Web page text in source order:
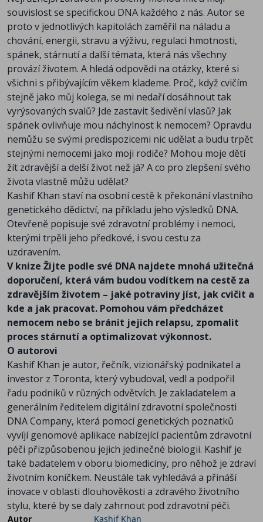
souvislost se specifickou DNA každého z nás. Autor se
proto v jednotlivých kapitolách zaměřil na náladu a
chování, energii, stravu a výživu, regulaci hmotnosti,
spánek, stárnutí a další témata, která nás všechny
provází životem. A hledá odpovědi na otázky, které si
všichni s přibývajícím věkem klademe. Proč, když cvičím
stejně jako můj kolega, se mi nedaří dosáhnout tak
vyrýsovaných svalů? Jde zastavit šedivění vlasů? Jak
spánek ovlivňuje mou náchylnost k nemocem? Opravdu
nemůžu se svými predispozicemi nic udělat a budu trpět
stejnými nemocemi jako moji rodiče? Mohou moje dětí
žít zdravější a delší život než já? A co pro zlepšení svého
života vlastně můžu udělat?
Kashif Khan staví na osobní cestě k překonání vlastního
genetického dědictví, na příkladu jeho výsledků DNA.
Otevřeně popisuje své zdravotní problémy i nemoci,
kterými trpěli jeho předkové, i svou cestu za
uzdravením.
V knize Žijte podle své DNA najdete mnohá užitečná
doporučení, která vám budou vodítkem na cestě za
zdravějším životem – jaké potraviny jíst, jak cvičit a
kde a jak pracovat. Pomohou vám předcházet
nemocem nebo se bránit jejich relapsu, zpomalit
proces stárnutí a optimalizovat výkonnost.
O autorovi
Kashif Khan je autor, řečník, vizionářský podnikatel a
investor z Toronta, který vybudoval, vedl a podpořil
řadu podniků v různých odvětvích. Je zakladatelem a
generálním ředitelem digitální zdravotní společnosti
DNA Company, která pomocí genetických poznatků
vyvíjí genomové aplikace nabízející pacientům zdravotní
péči přizpůsobenou jejich jedinečné biologii. Kashif je
také badatelem v oboru biomedicíny, pro něhož je zdraví
životním koníčkem. Neustále tak vyhledává a přináší
inovace v oblasti dlouhověkosti a zdravého životního
stylu, které by se daly zahrnout pod zdravotní péči.
Autor
Kashif Khan